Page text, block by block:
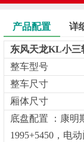
产品配置 详
东风天龙KL小三
整车型号
整车尺寸
厢体尺寸
底盘配置 ：康明
1995+5450，电